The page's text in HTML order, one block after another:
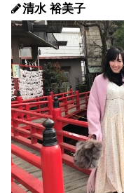
清水 裕美子